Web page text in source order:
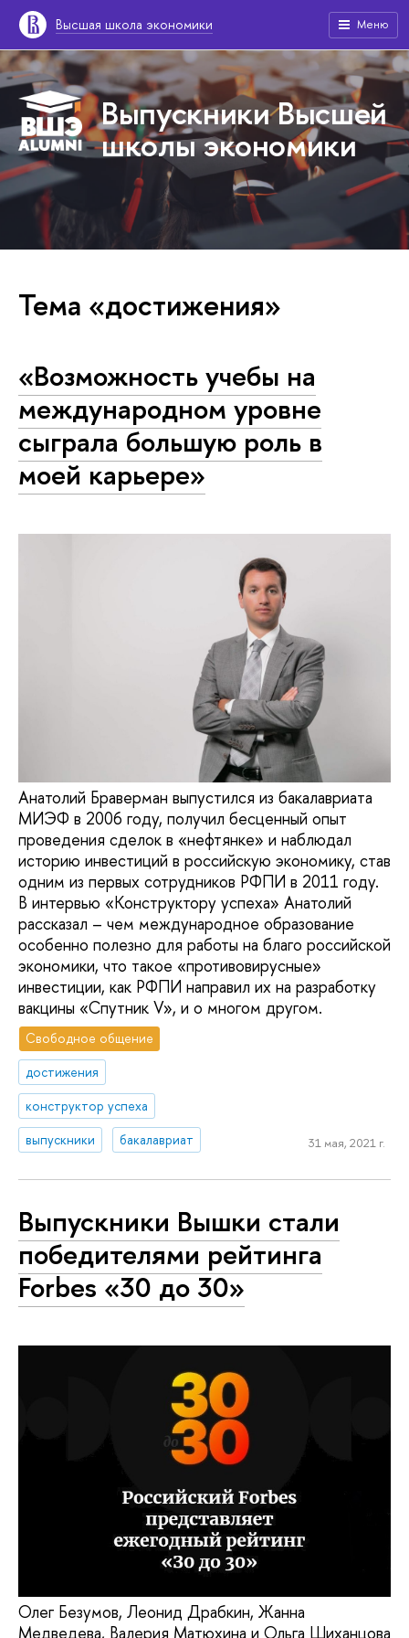
Высшая школа экономики Меню
Выпускники Высшей
школы экономики
Тема «достижения»
«Возможность учебы на
международном уровне
сыграла большую роль в
моей карьере»
Анатолий Браверман выпустился из бакалавриата
МИЭФ в 2006 году, получил бесценный опыт
проведения сделок в «нефтянке» и наблюдал
историю инвестиций в российскую экономику, став
одним из первых сотрудников РФПИ в 2011 году.
В интервью «Конструктору успеха» Анатолий
рассказал – чем международное образование
особенно полезно для работы на благо российской
экономики, что такое «противовирусные»
инвестиции, как РФПИ направил их на разработку
вакцины «Спутник V», и о многом другом.
Свободное общение
достижения
конструктор успеха
выпускники
бакалавриат 31 мая, 2021 г.
Выпускники Вышки стали
победителями рейтинга
Forbes «30 до 30»
Олег Безумов, Леонид Драбкин, Жанна
Медведева, Валерия Матюхина и Ольга Шиханцова